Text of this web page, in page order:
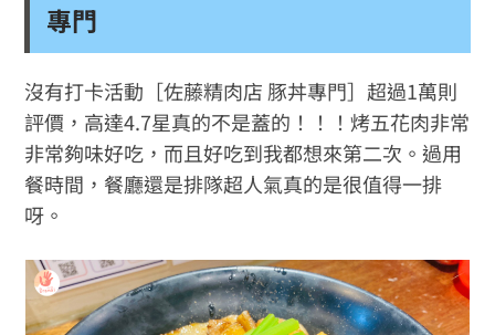
專門
沒有打卡活動［佐藤精肉店 豚丼專門］超過1萬則
評價，高達4.7星真的不是蓋的！！！烤五花肉非常
非常夠味好吃，而且好吃到我都想來第二次。過用
餐時間，餐廳還是排隊超人氣真的是很值得一排
呀。